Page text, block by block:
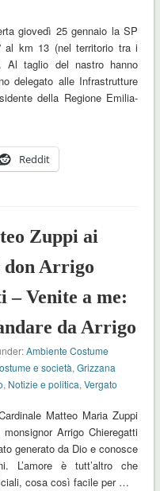
giovedì 25 gennaio la SP
al km 13 (nel territorio tra i
Al taglio del nastro hanno
delegato alle Infrastrutture
della Regione Emilia-
Reddit
Zuppi ai
Arrigo
– Venite a me:
da Arrigo
Ambiente Costume
e società,Grizzana
, Notizie e politica,Vergato
Matteo Maria Zuppi
Arrigo Chieregatti
generato da Dio e conosce
L’amore è tutt’altro che
cosa così facile per …